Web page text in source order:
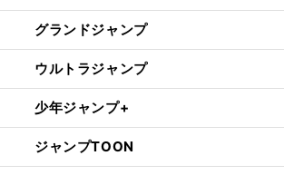
グランドジャンプ
ウルトラジャンプ
少年ジャンプ+
ジャンプTOON